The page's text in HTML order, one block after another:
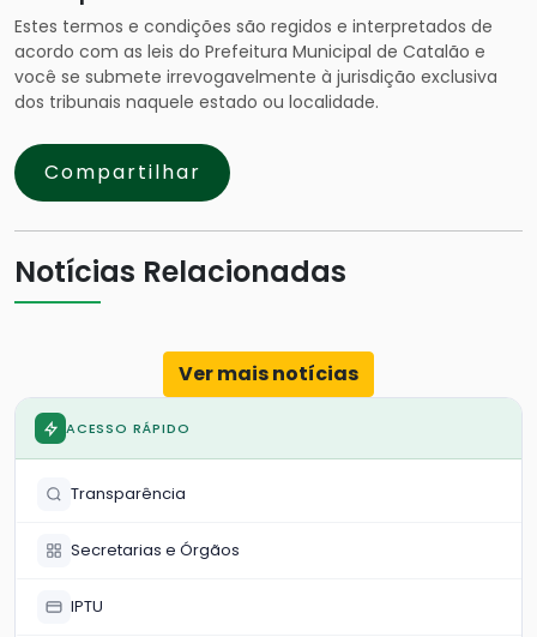
Estes termos e condições são regidos e interpretados de
acordo com as leis do Prefeitura Municipal de Catalão e
você se submete irrevogavelmente à jurisdição exclusiva
dos tribunais naquele estado ou localidade.
Compartilhar
Notícias Relacionadas
Ver mais notícias
ACESSO RÁPIDO
Transparência
Secretarias e Órgãos
IPTU